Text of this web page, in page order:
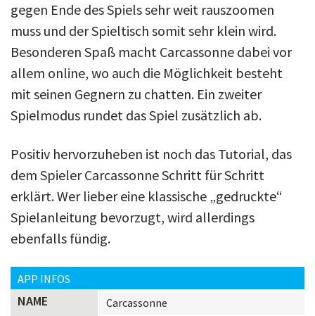
gegen Ende des Spiels sehr weit rauszoomen
muss und der Spieltisch somit sehr klein wird.
Besonderen Spaß macht Carcassonne dabei vor
allem online, wo auch die Möglichkeit besteht
mit seinen Gegnern zu chatten. Ein zweiter
Spielmodus rundet das Spiel zusätzlich ab.
Positiv hervorzuheben ist noch das Tutorial, das
dem Spieler Carcassonne Schritt für Schritt
erklärt. Wer lieber eine klassische „gedruckte“
Spielanleitung bevorzugt, wird allerdings
ebenfalls fündig.
APP INFOS
NAME Carcassonne